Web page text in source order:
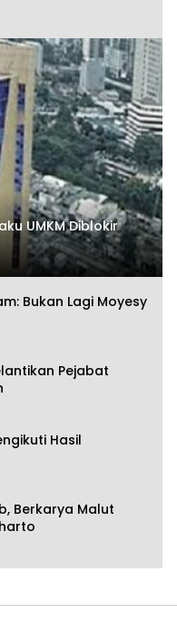
UMKM Diblokir
Bukan Lagi Moyesy
Pejabat
Hasil
Berkarya Malut